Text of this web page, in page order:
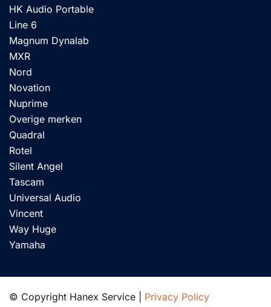
HK Audio Portable
Line 6
Magnum Dynalab
MXR
Nord
Novation
Nuprime
Overige merken
Quadral
Rotel
Silent Angel
Tascam
Universal Audio
Vincent
Way Huge
Yamaha
© Copyright Hanex Service | Privacy Policy